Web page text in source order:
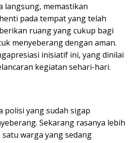
langsung, memastikan
pada tempat yang telah
ruang yang cukup bagi
menyeberang dengan aman.
inisiatif ini, yang dinilai
kegiatan sehari-hari.
polisi yang sudah sigap
Sekarang rasanya lebih
warga yang sedang